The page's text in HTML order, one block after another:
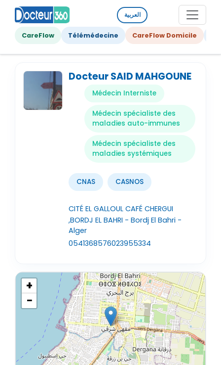
العربية
CareFlow Télémédecine CareFlow Domicile
Docteur SAID MAHGOUNE
Médecin Interniste
Médecin spécialiste des
maladies auto-immunes
Médecin spécialiste des
maladies systémiques
CNAS CASNOS
CITÉ EL GALLOUL CAFÉ CHERGUI
,BORDJ EL BAHRI - Bordj El Bahri -
Alger
0541368576023955334
+
−